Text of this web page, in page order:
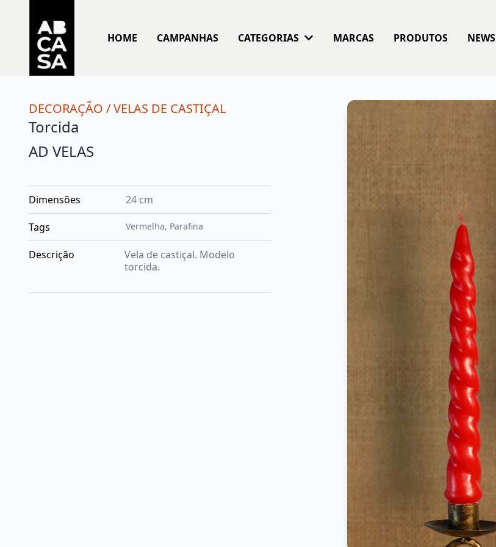
HOME CAMPANHAS CATEGORIAS MARCAS PRODUTOS NEWS
DECORAÇÃO /VELAS DE CASTIÇAL
Torcida
AD VELAS
Dimensões 24 cm
Tags Vermelha, Parafina
Descrição
Vela de castiçal. Modelo
torcida.